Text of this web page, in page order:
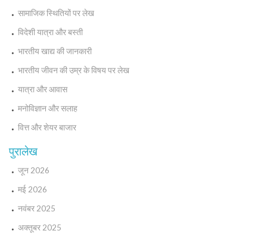
सामाजिक स्थितियों पर लेख
विदेशी यात्रा और बस्ती
भारतीय खाद्य की जानकारी
भारतीय जीवन की उम्र के विषय पर लेख
यात्रा और आवास
मनोविज्ञान और सलाह
वित्त और शेयर बाजार
पुरालेख
जून 2026
मई 2026
नवंबर 2025
अक्तूबर 2025